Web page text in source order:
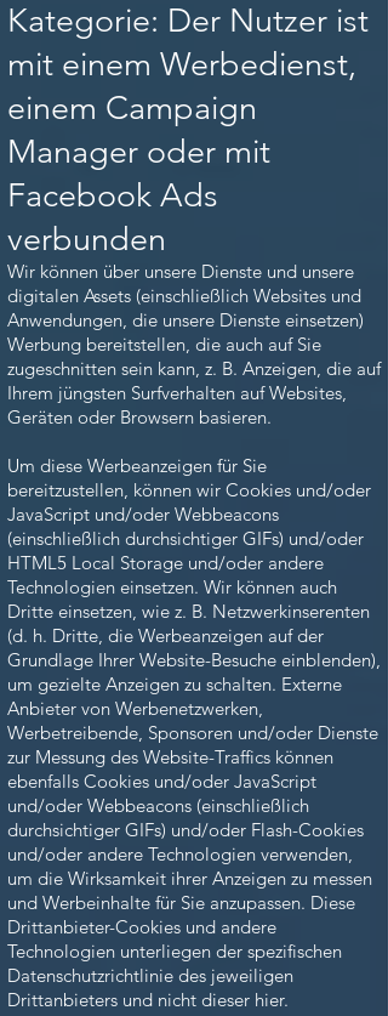
Kategorie: Der Nutzer ist
mit einem Werbedienst,
einem Campaign
Manager oder mit
Facebook Ads
verbunden
Wir können über unsere Dienste und unsere
digitalen Assets (einschließlich Websites und
Anwendungen, die unsere Dienste einsetzen)
Werbung bereitstellen, die auch auf Sie
zugeschnitten sein kann, z. B. Anzeigen, die auf
Ihrem jüngsten Surfverhalten auf Websites,
Geräten oder Browsern basieren.
Um diese Werbeanzeigen für Sie
bereitzustellen, können wir Cookies und/oder
JavaScript und/oder Webbeacons
(einschließlich durchsichtiger GIFs) und/oder
HTML5 Local Storage und/oder andere
Technologien einsetzen. Wir können auch
Dritte einsetzen, wie z. B. Netzwerkinserenten
(d. h. Dritte, die Werbeanzeigen auf der
Grundlage Ihrer Website-Besuche einblenden),
um gezielte Anzeigen zu schalten. Externe
Anbieter von Werbenetzwerken,
Werbetreibende, Sponsoren und/oder Dienste
zur Messung des Website-Traffics können
ebenfalls Cookies und/oder JavaScript
und/oder Webbeacons (einschließlich
durchsichtiger GIFs) und/oder Flash-Cookies
und/oder andere Technologien verwenden,
um die Wirksamkeit ihrer Anzeigen zu messen
und Werbeinhalte für Sie anzupassen. Diese
Drittanbieter-Cookies und andere
Technologien unterliegen der spezifischen
Datenschutzrichtlinie des jeweiligen
Drittanbieters und nicht dieser hier.